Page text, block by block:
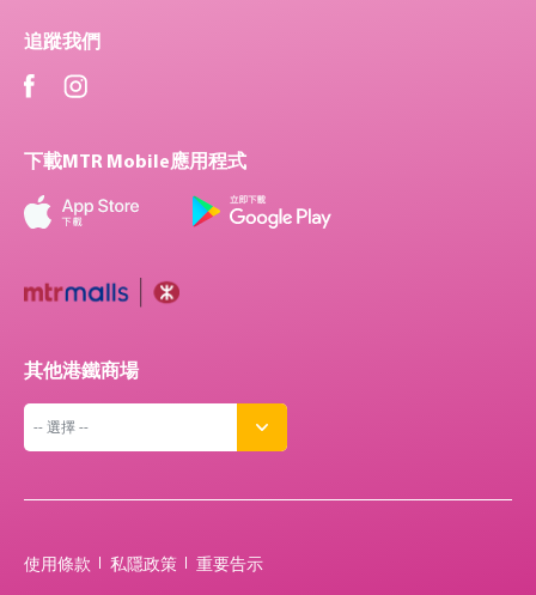
追蹤我們
下載MTR Mobile應用程式
其他港鐵商場
使用條款 私隱政策 重要告示